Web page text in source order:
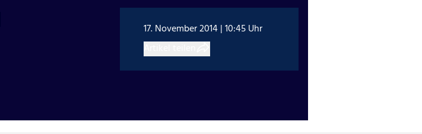
17. November 2014 | 10:45 Uhr